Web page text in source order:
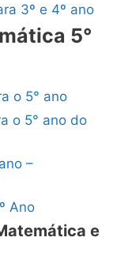
3º e 4º ano
5°
o 5° ano
o 5° ano do
–
Ano
e